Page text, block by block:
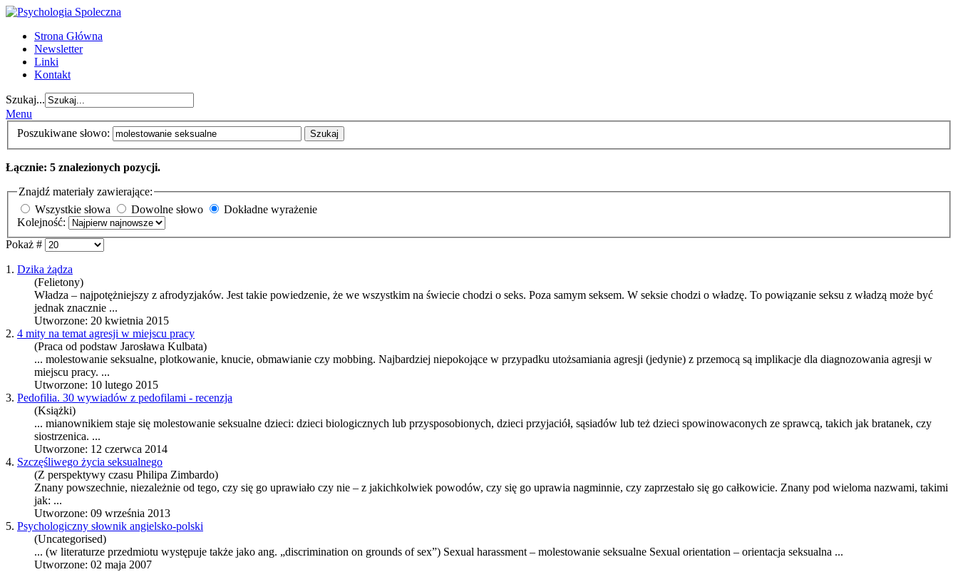
Strona Główna
Newsletter
Linki
Kontakt
Szukaj...
Menu
Poszukiwane słowo:
Szukaj
Łącznie: 5 znalezionych pozycji.
Znajdź materiały zawierające:
Wszystkie słowa
Dowolne słowo
Dokładne wyrażenie
Kolejność:
Pokaż #
1. Dzika żądza
(Felietony)
Władza – najpotężniejszy z afrodyzjaków. Jest takie powiedzenie, że we wszystkim na świecie chodzi o seks. Poza samym seksem. W seksie chodzi o władzę. To powiązanie seksu z władzą może być
jednak znacznie ...
Utworzone: 20 kwietnia 2015
2. 4 mity na temat agresji w miejscu pracy
(Praca od podstaw Jarosława Kulbata)
... molestowanie seksualne, plotkowanie, knucie, obmawianie czy mobbing. Najbardziej niepokojące w przypadku utożsamiania agresji (jedynie) z przemocą są implikacje dla diagnozowania agresji w
miejscu pracy. ...
Utworzone: 10 lutego 2015
3. Pedofilia. 30 wywiadów z pedofilami - recenzja
(Książki)
... mianownikiem staje się molestowanie seksualne dzieci: dzieci biologicznych lub przysposobionych, dzieci przyjaciół, sąsiadów lub też dzieci spowinowaconych ze sprawcą, takich jak bratanek, czy
siostrzenica. ...
Utworzone: 12 czerwca 2014
4. Szczęśliwego życia seksualnego
(Z perspektywy czasu Philipa Zimbardo)
Znany powszechnie, niezależnie od tego, czy się go uprawiało czy nie – z jakichkolwiek powodów, czy się go uprawia nagminnie, czy zaprzestało się go całkowicie. Znany pod wieloma nazwami, takimi
jak: ...
Utworzone: 09 września 2013
5. Psychologiczny słownik angielsko-polski
(Uncategorised)
... (w literaturze przedmiotu występuje także jako ang. „discrimination on grounds of sex”) Sexual harassment – molestowanie seksualne Sexual orientation – orientacja seksualna ...
Utworzone: 02 maja 2007